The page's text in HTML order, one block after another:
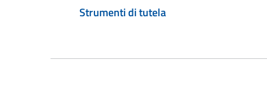
Strumenti di tutela